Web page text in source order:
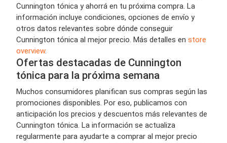
Cunnington tónica y ahorrá en tu próxima compra. La
información incluye condiciones, opciones de envío y
otros datos relevantes sobre dónde conseguir
Cunnington tónica al mejor precio. Más detalles en store
overview.
Ofertas destacadas de Cunnington
tónica para la próxima semana
Muchos consumidores planifican sus compras según las
promociones disponibles. Por eso, publicamos con
anticipación los precios y descuentos más relevantes de
Cunnington tónica. La información se actualiza
regularmente para ayudarte a comprar al mejor precio